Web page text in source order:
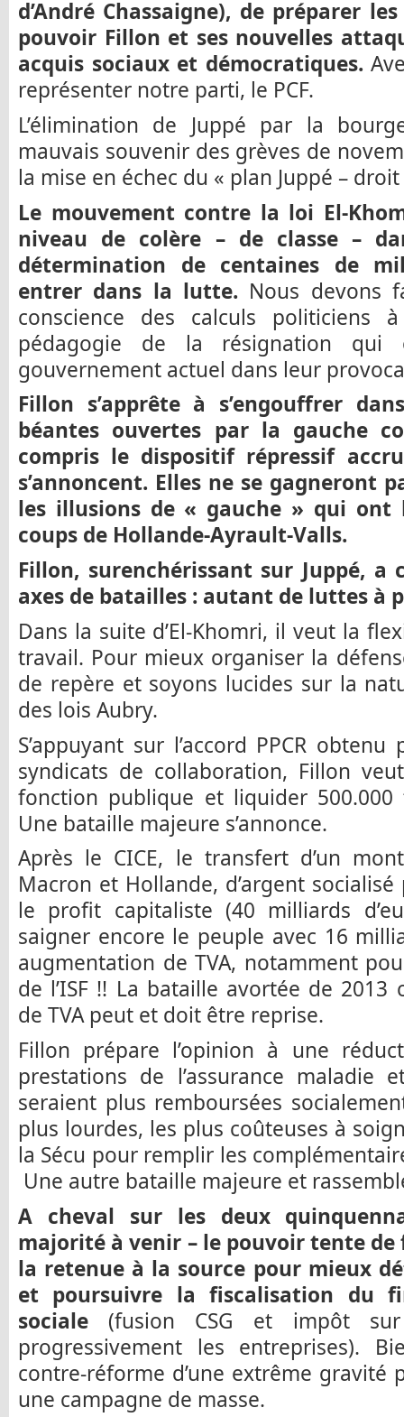
d’André Chassaigne), de préparer
pouvoir Fillon et ses nouvelles
acquis sociaux et démocratiques.
représenter notre parti, le PCF.
L’élimination de Juppé par la
mauvais souvenir des grèves de
la mise en échec du « plan Juppé –
Le mouvement contre la loi El-
niveau de colère – de classe –
détermination de centaines de
entrer dans la lutte. Nous devons
conscience des calculs
pédagogie de la résignation
gouvernement actuel dans leur
Fillon s’apprête à s’engouffrer
béantes ouvertes par la gauche
compris le dispositif répressif
s’annoncent. Elles ne se gagneront
les illusions de « gauche » qui ont
coups de Hollande-Ayrault-Valls.
Fillon, surenchérissant sur Juppé, a
axes de batailles : autant de luttes à
Dans la suite d’El-Khomri, il veut la
travail. Pour mieux organiser la
de repère et soyons lucides sur la
des lois Aubry.
S’appuyant sur l’accord PPCR
syndicats de collaboration, Fillon
fonction publique et liquider
Une bataille majeure s’annonce.
Après le CICE, le transfert d’un
Macron et Hollande, d’argent
le profit capitaliste (40 milliards
saigner encore le peuple avec 16
augmentation de TVA, notamment
de l’ISF !! La bataille avortée de
de TVA peut et doit être reprise.
Fillon prépare l’opinion à une
prestations de l’assurance maladie
seraient plus remboursées
plus lourdes, les plus coûteuses à
la Sécu pour remplir les
Une autre bataille majeure et
A cheval sur les deux
majorité à venir – le pouvoir tente de
la retenue à la source pour mieux
et poursuivre la fiscalisation du
sociale (fusion CSG et impôt
progressivement les entreprises).
contre-réforme d’une extrême
une campagne de masse.